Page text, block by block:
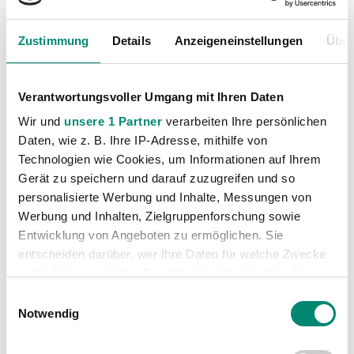
Zustimmung Details Anzeigeneinstellungen
Verantwortungsvoller Umgang mit Ihren Daten
Wir und unsere 1 Partner verarbeiten Ihre persönlichen
Daten, wie z. B. Ihre IP-Adresse, mithilfe von
Technologien wie Cookies, um Informationen auf Ihrem
Gerät zu speichern und darauf zuzugreifen und so
personalisierte Werbung und Inhalte, Messungen von
Werbung und Inhalten, Zielgruppenforschung sowie
Entwicklung von Angeboten zu ermöglichen. Sie
entscheiden darüber, wer Ihre Daten für welche Zwecke
Trigger Symbol ändern oder widerrufen
Erfahren Sie mehr darüber, wie Ihre persönlichen Daten
Notwendig
Profis
(1316)
Unkategorisiert
VORIGER NEWSEINTRAG
2:4 – Niederlage gegen Újpest Budapest
NÄCHSTER NEWSEINTRAG
Agyemang Diawusie neu bei der SV Guntamatic Ried